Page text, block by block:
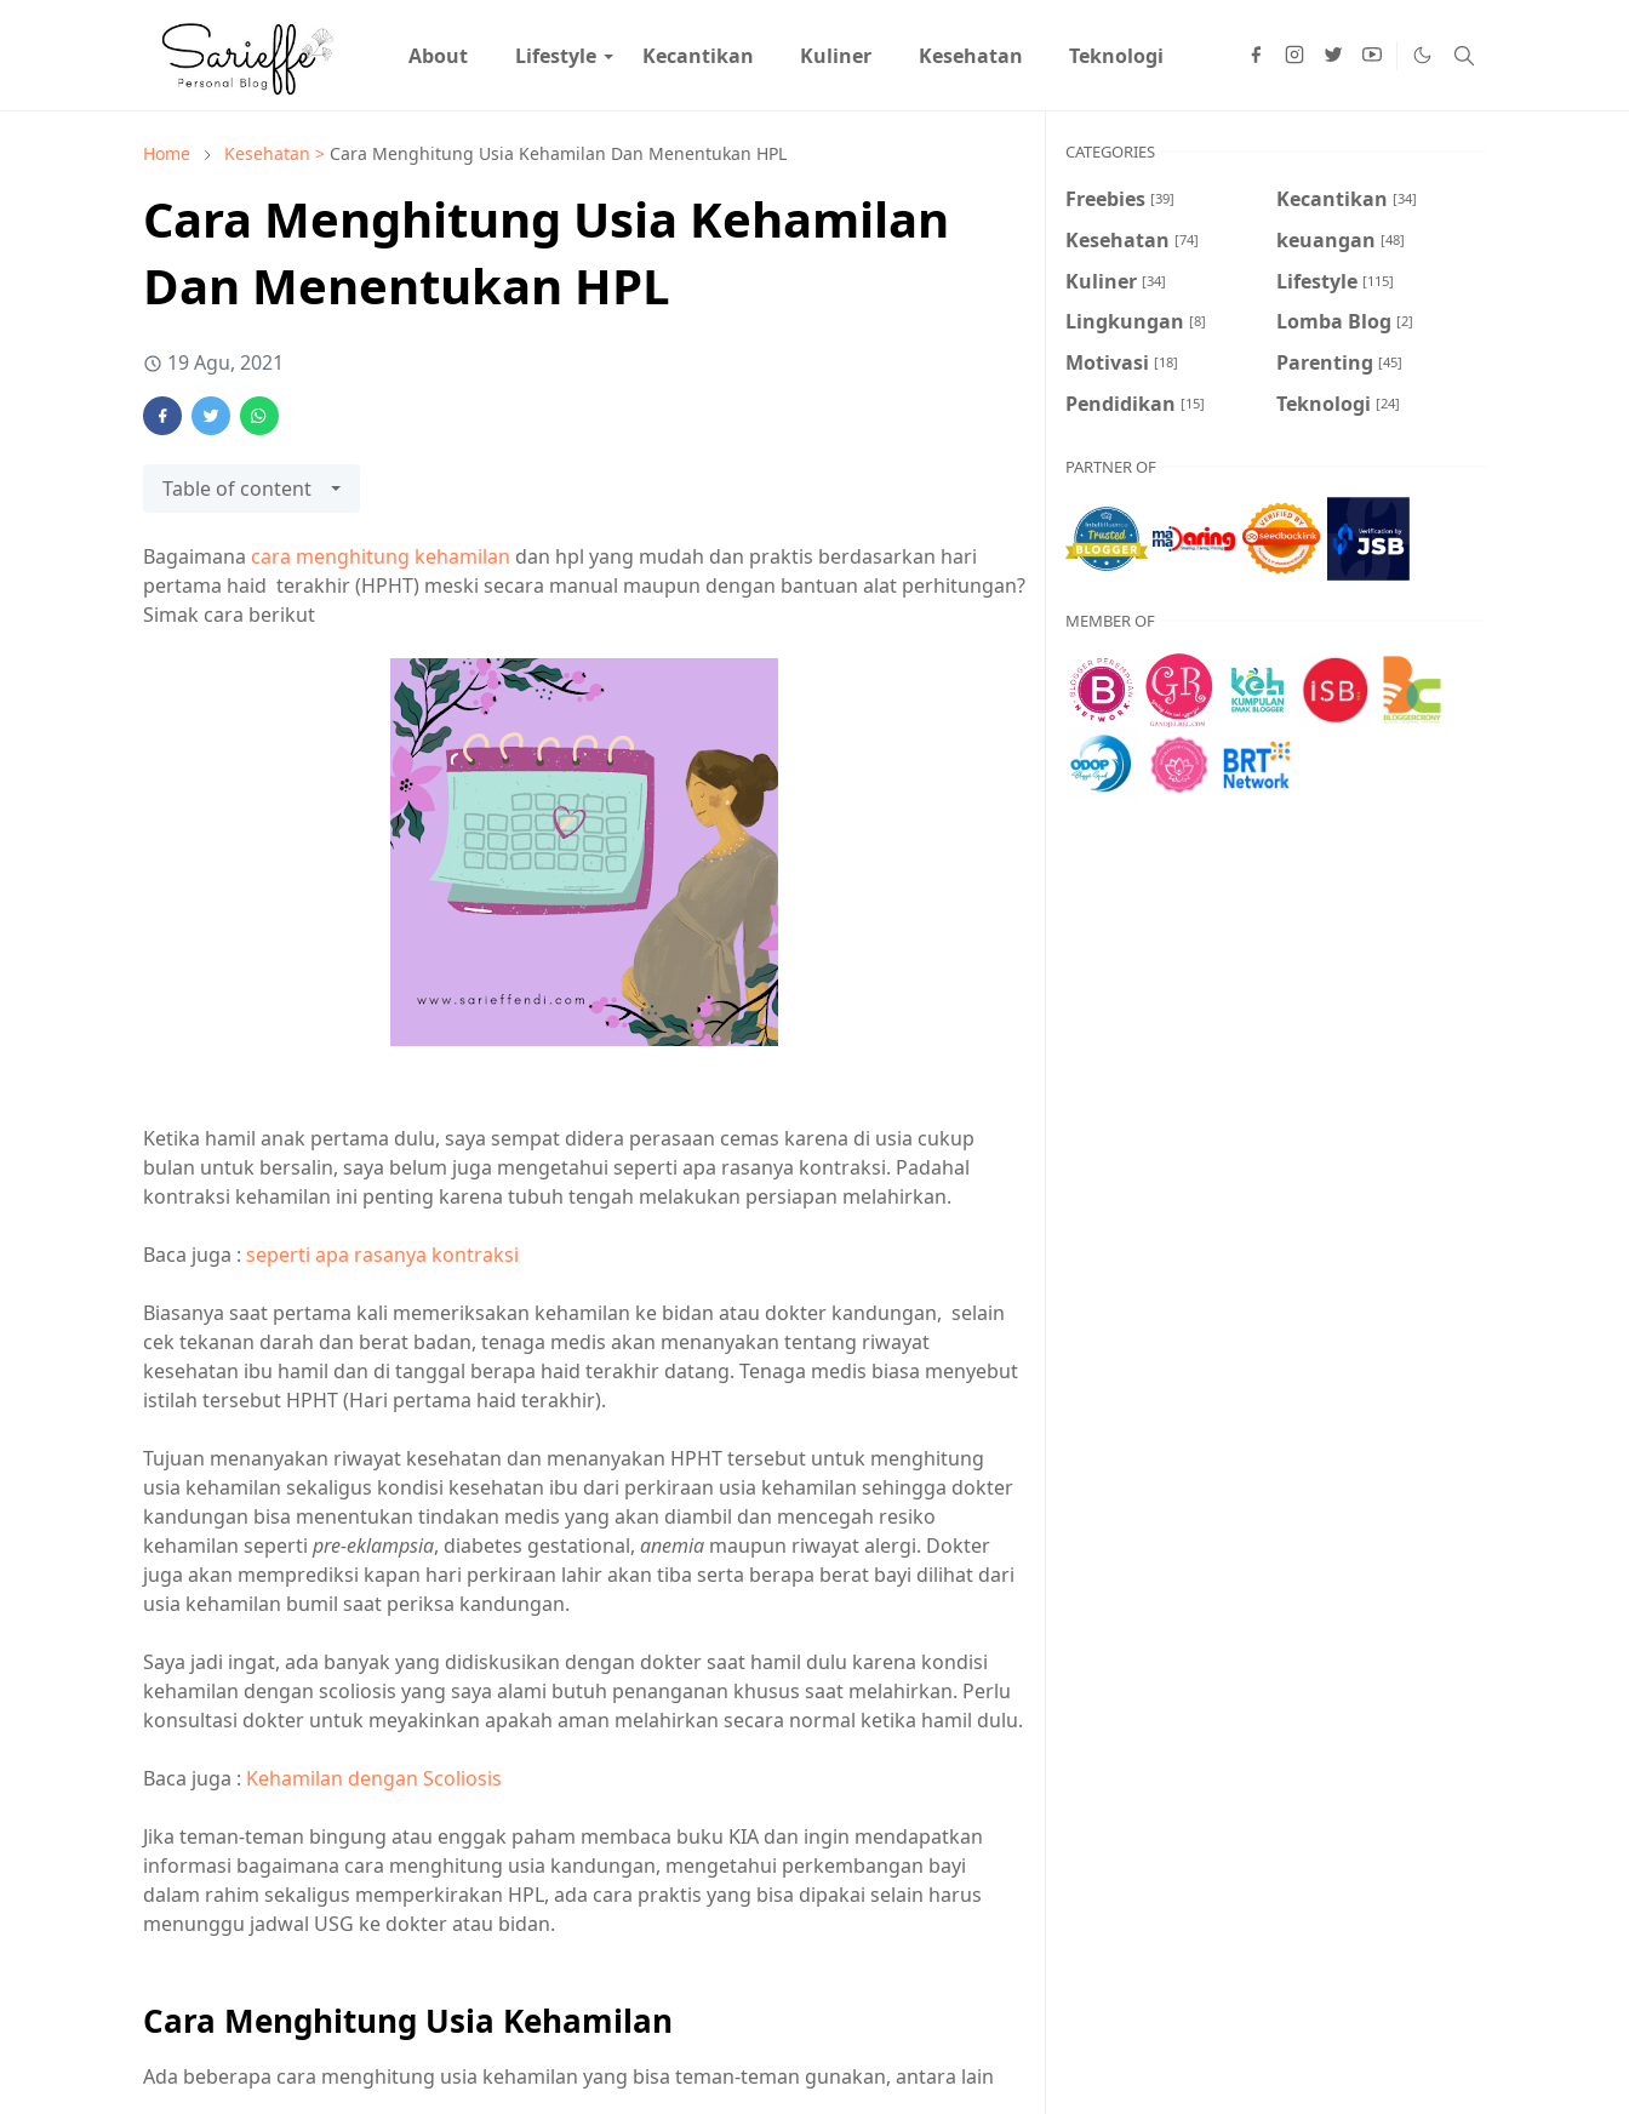
About Lifestyle Kecantikan Kuliner Kesehatan Teknologi
Home Kesehatan > Cara Menghitung Usia Kehamilan Dan Menentukan HPL
Cara Menghitung Usia Kehamilan
Dan Menentukan HPL
19 Agu, 2021
Table of content
Bagaimana cara menghitung kehamilan dan hpl yang mudah dan praktis berdasarkan hari
pertama haid terakhir (HPHT) meski secara manual maupun dengan bantuan alat perhitungan?
Simak cara berikut
Ketika hamil anak pertama dulu, saya sempat didera perasaan cemas karena di usia cukup
bulan untuk bersalin, saya belum juga mengetahui seperti apa rasanya kontraksi. Padahal
kontraksi kehamilan ini penting karena tubuh tengah melakukan persiapan melahirkan.
Baca juga : seperti apa rasanya kontraksi
Biasanya saat pertama kali memeriksakan kehamilan ke bidan atau dokter kandungan, selain
cek tekanan darah dan berat badan, tenaga medis akan menanyakan tentang riwayat
kesehatan ibu hamil dan di tanggal berapa haid terakhir datang. Tenaga medis biasa menyebut
istilah tersebut HPHT (Hari pertama haid terakhir).
Tujuan menanyakan riwayat kesehatan dan menanyakan HPHT tersebut untuk menghitung
usia kehamilan sekaligus kondisi kesehatan ibu dari perkiraan usia kehamilan sehingga dokter
kandungan bisa menentukan tindakan medis yang akan diambil dan mencegah resiko
kehamilan seperti pre-eklampsia, diabetes gestational, anemia maupun riwayat alergi. Dokter
juga akan memprediksi kapan hari perkiraan lahir akan tiba serta berapa berat bayi dilihat dari
usia kehamilan bumil saat periksa kandungan.
Saya jadi ingat, ada banyak yang didiskusikan dengan dokter saat hamil dulu karena kondisi
kehamilan dengan scoliosis yang saya alami butuh penanganan khusus saat melahirkan. Perlu
konsultasi dokter untuk meyakinkan apakah aman melahirkan secara normal ketika hamil dulu.
Baca juga : Kehamilan dengan Scoliosis
Jika teman-teman bingung atau enggak paham membaca buku KIA dan ingin mendapatkan
informasi bagaimana cara menghitung usia kandungan, mengetahui perkembangan bayi
dalam rahim sekaligus memperkirakan HPL, ada cara praktis yang bisa dipakai selain harus
menunggu jadwal USG ke dokter atau bidan.
Cara Menghitung Usia Kehamilan
Ada beberapa cara menghitung usia kehamilan yang bisa teman-teman gunakan, antara lain
CATEGORIES
Freebies [39] Kecantikan [34]
Kesehatan [74] keuangan [48]
Kuliner [34] Lifestyle [115]
Lingkungan [8] Lomba Blog [2]
Motivasi [18] Parenting [45]
Pendidikan [15] Teknologi [24]
PARTNER OF
MEMBER OF